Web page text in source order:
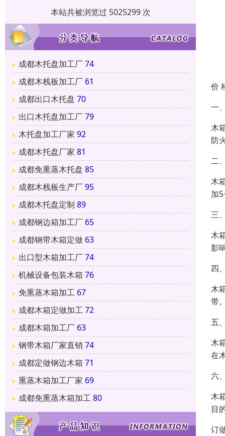
本站共被浏览过 5025299 次
成都木托盘加工厂74
成都木栈板加工厂 61
成都出口木托盘 70
出口木托盘加工厂79
木托盘加工厂家 92
成都木托盘厂家 81
成都免熏蒸木托盘 85
成都木栈板生产厂95
成都木托盘定制 89
成都钢边箱加工厂 65
成都钢带木箱定做 63
出口型木箱加工厂74
机械设备包装木箱 76
免熏蒸木箱加工 67
成都木箱定做加工72
成都木箱加工厂 63
钢带木箱厂家直销 74
成都定做钢边木箱 71
熏蒸木箱加工厂家 69
成都免熏蒸木箱加工80
价
一
木
防
二
木
加
三
木
影
四
木
带
五
木
在
六
木
目
订